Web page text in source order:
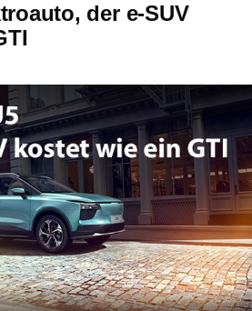
der e-SUV